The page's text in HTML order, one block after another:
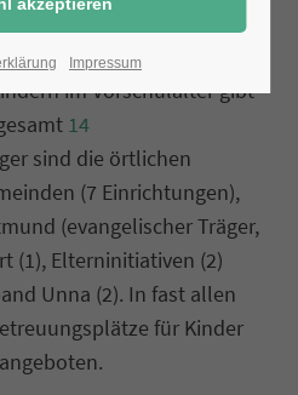
im Vorschulalter gibt
14
sind die örtlichen
(7 Einrichtungen),
(evangelischer Träger,
(1), Elterninitiativen (2)
Unna (2). In fast allen
für Kinder
Impressum